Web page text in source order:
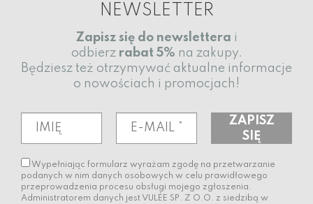
NEWSLETTER
Zapisz się do newslettera i
odbierz rabat 5% na zakupy.
Będziesz też otrzymywać aktualne informacje
o nowościach i promocjach!
Wypełniając formularz wyrażam zgodę na przetwarzanie
podanych w nim danych osobowych w celu prawidłowego
przeprowadzenia procesu obsługi mojego zgłoszenia.
Administratorem danych jest VULÉE SP. Z O.O. z siedzibą w